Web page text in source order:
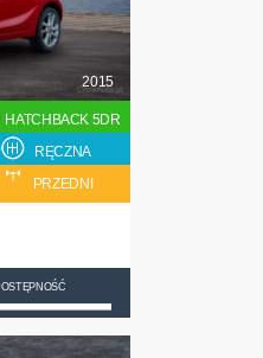
2015
HATCHBACK 5DR
RĘCZNA
PRZEDNI